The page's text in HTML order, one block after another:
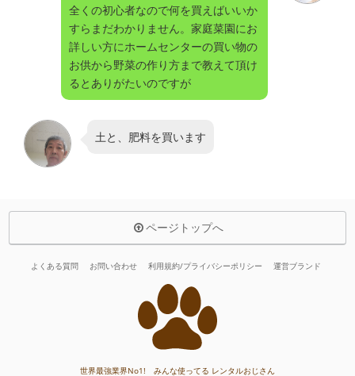
全くの初心者なので何を買えばいいか
すらまだわかりません。家庭菜園にお
詳しい方にホームセンターの買い物の
お供から野菜の作り方まで教えて頂け
るとありがたいのですが
土と、肥料を買います
ページトップへ
よくある質問 お問い合わせ 利用規約/プライバシーポリシー 運営ブランド
世界最強業界No1! みんな使ってる レンタルおじさん